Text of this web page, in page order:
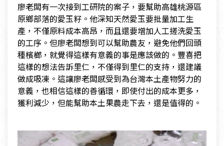
廖老闆有一次接到工研院的案子，要幫助高雄桃源區
原鄉部落的愛玉籽。他深知天然愛玉要批量加工生
產，不僅原料成本高昂，而且還要增加人工搓洗愛玉
的工序。但廖老闆想到可以幫助農友，避免他們回頭
種檳榔，就覺得這樣有意義的事是應該做的。豐喜把
這樣的想法告訴里仁，不僅得到里仁的支持，還建議
做成吸凍。這讓廖老闆感受到為台灣本土產物努力的
意義，也相信這樣的善循環，即使付出的成本更多，
獲利減少，但能幫助本土果農走下去，還是值得的。